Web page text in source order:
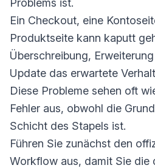
Problems ist.
Ein Checkout, eine
Produktseite kann kaputt
Überschreibung,
Update das erwartete
Diese Probleme sehen oft
Fehler aus, obwohl die
Schicht des Stapels ist.
Führen Sie zunächst den
Workflow aus, damit Sie die